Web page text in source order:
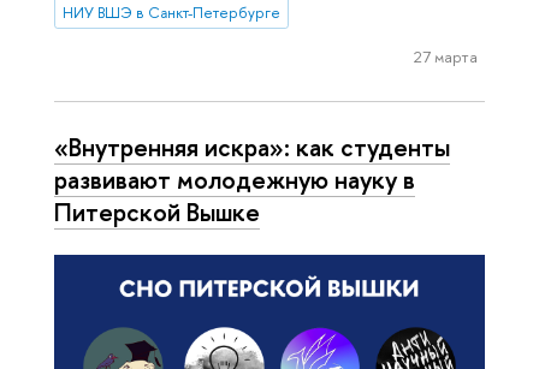
НИУ ВШЭ в Санкт-Петербурге
27 марта
«Внутренняя искра»: как студенты
развивают молодежную науку в
Питерской Вышке